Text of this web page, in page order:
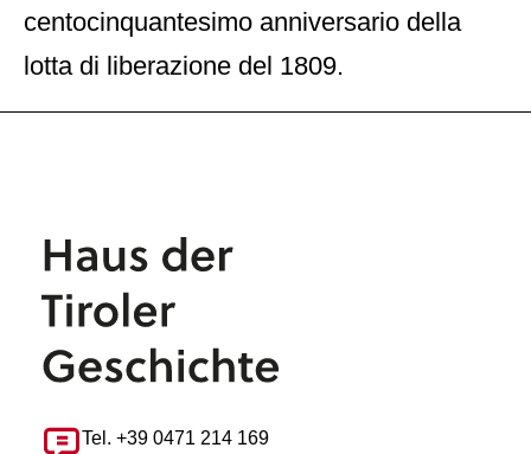
centocinquantesimo anniversario della
lotta di liberazione del 1809.
Tel. +39 0471 214 169